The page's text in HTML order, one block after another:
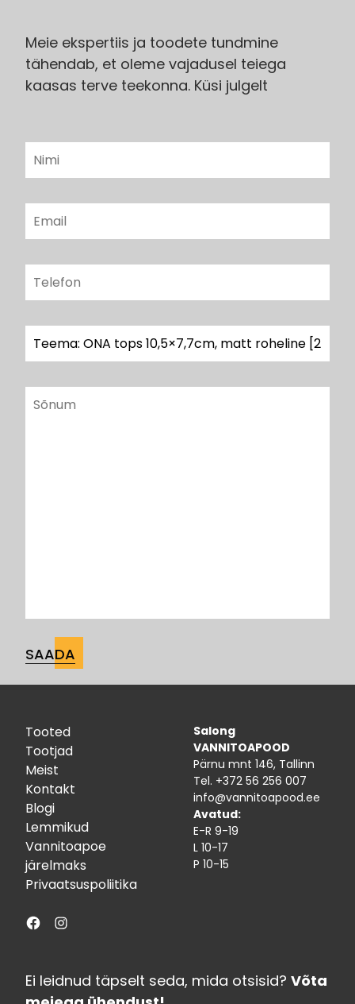
Meie ekspertiis ja toodete tundmine
tähendab, et oleme vajadusel teiega
kaasas terve teekonna. Küsi julgelt
Tooted
Tootjad
Meist
Kontakt
Blogi
Lemmikud
Vannitoapoe
järelmaks
Privaatsuspoliitika
Facebook
Salong
VANNITOAPOOD
Pärnu mnt 146, Tallinn
Tel. +372 56 256 007
info@vannitoapood.ee
Avatud:
E-R 9-19
L 10-17
P 10-15
Ei leidnud täpselt seda, mida otsisid? Võta